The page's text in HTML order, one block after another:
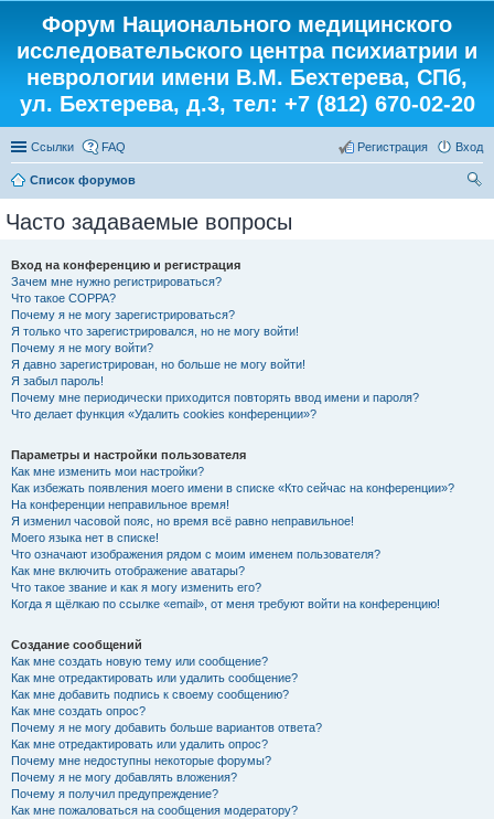
Форум Национального медицинского
исследовательского центра психиатрии и
неврологии имени В.М. Бехтерева, СПб,
ул. Бехтерева, д.3, тел: +7 (812) 670-02-20
Ссылки FAQ Вход
Регистрация
Список форумов
Часто задаваемые вопросы
Вход на конференцию и регистрация
Зачем мне нужно регистрироваться?
Что такое COPPA?
Почему я не могу зарегистрироваться?
Я только что зарегистрировался, но не могу войти!
Почему я не могу войти?
Я давно зарегистрирован, но больше не могу войти!
Я забыл пароль!
Почему мне периодически приходится повторять ввод имени и пароля?
Что делает функция «Удалить cookies конференции»?
Параметры и настройки пользователя
Как мне изменить мои настройки?
Как избежать появления моего имени в списке «Кто сейчас на конференции»?
На конференции неправильное время!
Я изменил часовой пояс, но время всё равно неправильное!
Моего языка нет в списке!
Что означают изображения рядом с моим именем пользователя?
Как мне включить отображение аватары?
Что такое звание и как я могу изменить его?
Когда я щёлкаю по ссылке «email», от меня требуют войти на конференцию!
Создание сообщений
Как мне создать новую тему или сообщение?
Как мне отредактировать или удалить сообщение?
Как мне добавить подпись к своему сообщению?
Как мне создать опрос?
Почему я не могу добавить больше вариантов ответа?
Как мне отредактировать или удалить опрос?
Почему мне недоступны некоторые форумы?
Почему я не могу добавлять вложения?
Почему я получил предупреждение?
Как мне пожаловаться на сообщения модератору?